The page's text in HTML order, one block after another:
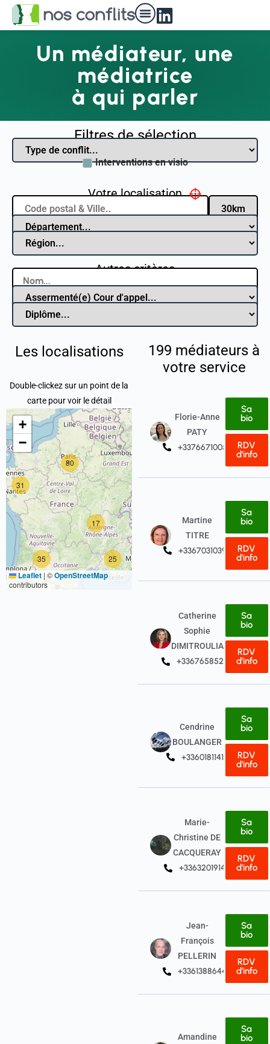
Un médiateur, une
médiatrice
à qui parler
Filtres de sélection
Interventions en visio
Votre localisation
Autres critères
199 médiateurs à
votre service
Florie-Anne
PATY
+33766710057
Sa
bio
RDV
d'info
Martine
TITRE
+33670310396
Sa
bio
RDV
d'info
Catherine
Sophie
DIMITROULIAS
+33676585239
Sa
bio
RDV
d'info
Cendrine
BOULANGER
+33601811416
Sa
bio
RDV
d'info
Marie-
Christine DE
CACQUERAY
+33632019144
Sa
bio
RDV
d'info
Jean-
François
PELLERIN
+33613886442
Sa
bio
RDV
d'info
Amandine
Sa
bio
Les localisations
Double-clickez sur un point de la
carte pour voir le détail
25
35
17
31
80
+
−
Leaflet | ©OpenStreetMap
contributors